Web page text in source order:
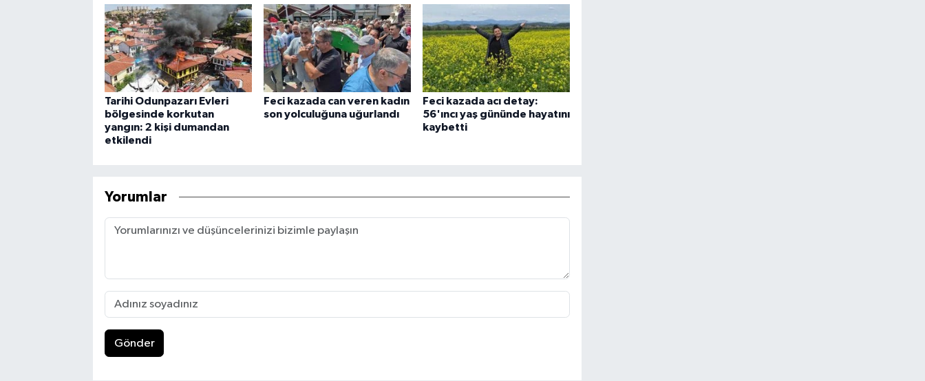
Tarihi Odunpazarı Evleri
bölgesinde korkutan
yangın: 2 kişi dumandan
etkilendi
Feci kazada can veren kadın
son yolculuğuna uğurlandı
Feci kazada acı detay:
56'ıncı yaş gününde hayatını
kaybetti
Yorumlar
Gönder